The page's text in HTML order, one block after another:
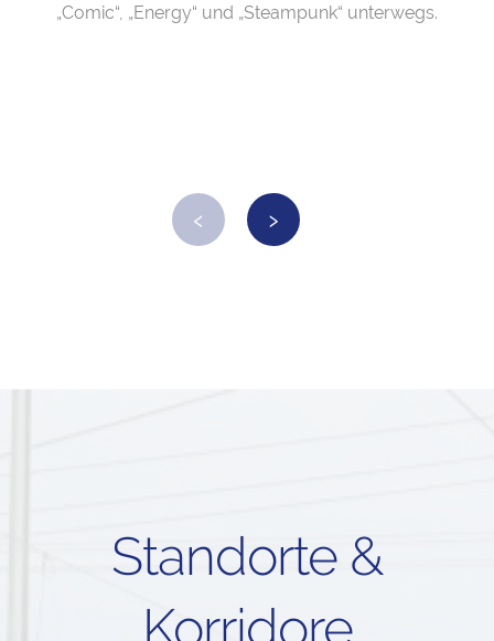
„Comic“, „Energy“ und „Steampunk“ unterwegs.
‹ ›
Standorte &
Korridore